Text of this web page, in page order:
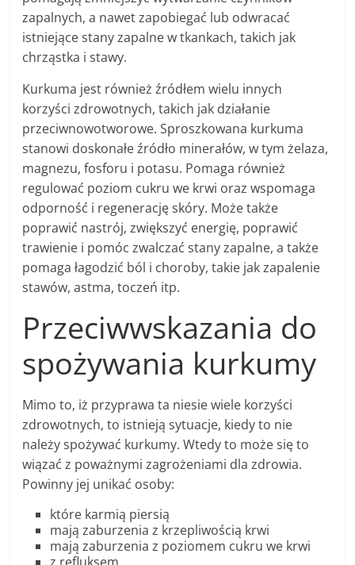
zapalnych, a nawet zapobiegać lub odwracać
istniejące stany zapalne w tkankach, takich jak
chrząstka i stawy.
Kurkuma jest również źródłem wielu innych
korzyści zdrowotnych, takich jak działanie
przeciwnowotworowe. Sproszkowana kurkuma
stanowi doskonałe źródło minerałów, w tym żelaza,
magnezu, fosforu i potasu. Pomaga również
regulować poziom cukru we krwi oraz wspomaga
odporność i regenerację skóry. Może także
poprawić nastrój, zwiększyć energię, poprawić
trawienie i pomóc zwalczać stany zapalne, a także
pomaga łagodzić ból i choroby, takie jak zapalenie
stawów, astma, toczeń itp.
Przeciwwskazania do
spożywania kurkumy
Mimo to, iż przyprawa ta niesie wiele korzyści
zdrowotnych, to istnieją sytuacje, kiedy to nie
należy spożywać kurkumy. Wtedy to może się to
wiązać z poważnymi zagrożeniami dla zdrowia.
Powinny jej unikać osoby:
które karmią piersią
mają zaburzenia z krzepliwością krwi
mają zaburzenia z poziomem cukru we krwi